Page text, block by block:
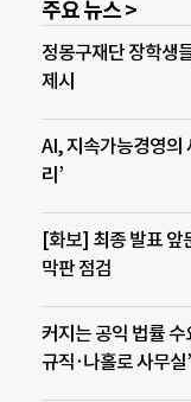
주요 뉴스 >
정몽구재단 장학생
제시
AI, 지속가능경영의
리’
[화보] 최종 발표 앞
막판 점검
커지는 공익 법률
규직·나홀로 사무실